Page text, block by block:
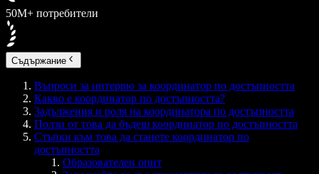
50M+ потребители
Съдържание
Въпроси за интервю за координатор по достъпността
Какво е координатор по достъпността?
Задължения и роля на координатора по достъпността
Ползи от това да бъдеш координатор по достъпността
Стъпки към това да станете координатор по
достъпността
Образователен опит